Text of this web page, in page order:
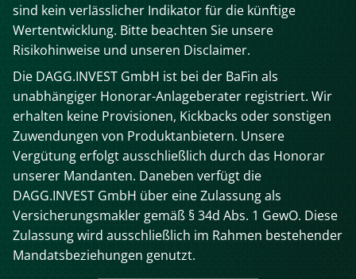
sind kein verlässlicher Indikator für die künftige
Wertentwicklung. Bitte beachten Sie unsere
Risikohinweise und unseren Disclaimer.
Die DAGG.INVEST GmbH ist bei der BaFin als
unabhängiger Honorar-Anlageberater registriert. Wir
erhalten keine Provisionen, Kickbacks oder sonstigen
Zuwendungen von Produktanbietern. Unsere
Vergütung erfolgt ausschließlich durch das Honorar
unserer Mandanten. Daneben verfügt die
DAGG.INVEST GmbH über eine Zulassung als
Versicherungsmakler gemäß § 34d Abs. 1 GewO. Diese
Zulassung wird ausschließlich im Rahmen bestehender
Mandatsbeziehungen genutzt.